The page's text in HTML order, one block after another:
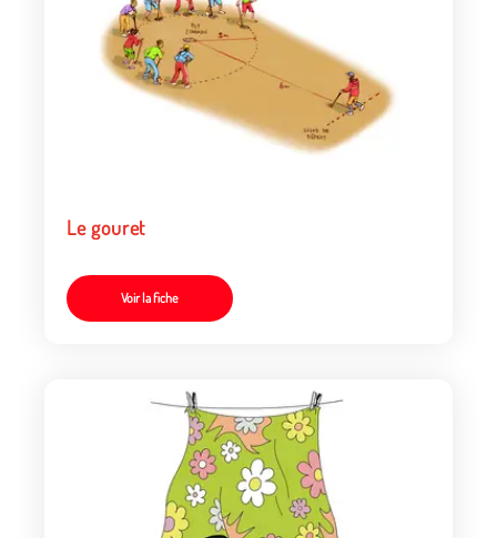
Le gouret
Voir la fiche